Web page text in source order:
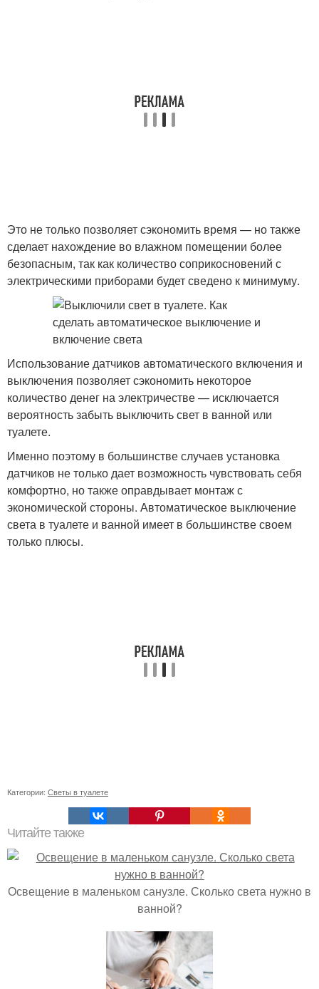
Это не только позволяет сэкономить время — но также
сделает нахождение во влажном помещении более
безопасным, так как количество соприкосновений с
электрическими приборами будет сведено к минимуму.
Использование датчиков автоматического включения и
выключения позволяет сэкономить некоторое
количество денег на электричестве — исключается
вероятность забыть выключить свет в ванной или
туалете.
Именно поэтому в большинстве случаев установка
датчиков не только дает возможность чувствовать себя
комфортно, но также оправдывает монтаж с
экономической стороны. Автоматическое выключение
света в туалете и ванной имеет в большинстве своем
только плюсы.
Категории: Светы в туалете
Читайте также
Освещение в маленьком санузле. Сколько света нужно в
ванной?